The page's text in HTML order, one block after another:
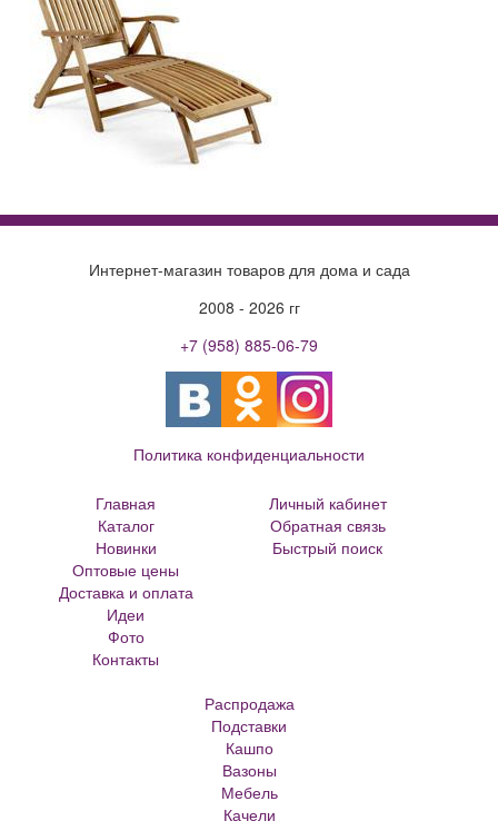
Интернет-магазин товаров для дома и сада
2008 - 2026 гг
+7 (958) 885-06-79
Политика конфиденциальности
Главная
Каталог
Новинки
Оптовые цены
Доставка и оплата
Идеи
Фото
Контакты
Личный кабинет
Обратная связь
Быстрый поиск
Кашпо из ротанга
Матрасы Аскона
Кашпо металлическое
Кашпо для елки
Кашпо с самоливом
Кашпо с автополивом
Распродажа
Подставки
Кашпо
Вазоны
Мебель
Качели